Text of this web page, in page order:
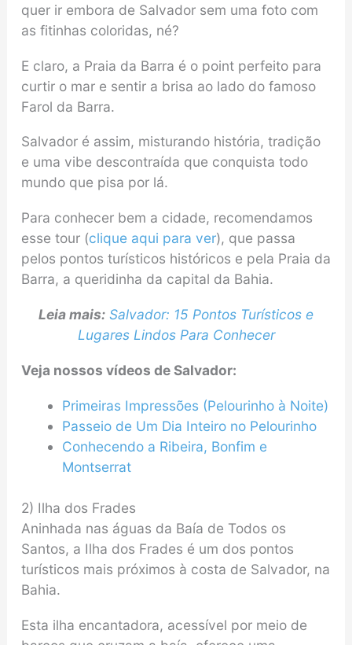
quer ir embora de Salvador sem uma foto com
as fitinhas coloridas, né?
E claro, a Praia da Barra é o point perfeito para
curtir o mar e sentir a brisa ao lado do famoso
Farol da Barra.
Salvador é assim, misturando história, tradição
e uma vibe descontraída que conquista todo
mundo que pisa por lá.
Para conhecer bem a cidade, recomendamos
esse tour (clique aqui para ver), que passa
pelos pontos turísticos históricos e pela Praia da
Barra, a queridinha da capital da Bahia.
Leia mais: Salvador: 15 Pontos Turísticos e
Lugares Lindos Para Conhecer
Veja nossos vídeos de Salvador:
Primeiras Impressões (Pelourinho à Noite)
Passeio de Um Dia Inteiro no Pelourinho
Conhecendo a Ribeira, Bonfim e
Montserrat
2) Ilha dos Frades
Aninhada nas águas da Baía de Todos os
Santos, a Ilha dos Frades é um dos pontos
turísticos mais próximos à costa de Salvador, na
Bahia.
Esta ilha encantadora, acessível por meio de